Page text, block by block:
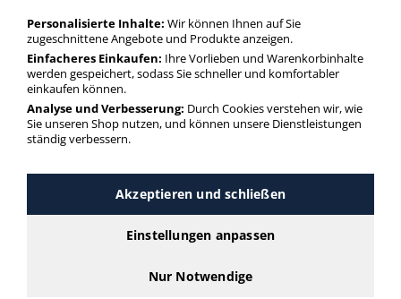
Filter-Funktion.
Trennstreifen rechteckig
mehr Infos zur Kategorie
Trennstreifen
Personalisierte Inhalte: Wir können Ihnen auf Sie
zugeschnittene Angebote und Produkte anzeigen.
Einfacheres Einkaufen: Ihre Vorlieben und Warenkorbinhalte
werden gespeichert, sodass Sie schneller und komfortabler
einkaufen können.
Analyse und Verbesserung: Durch Cookies verstehen wir, wie
Sie unseren Shop nutzen, und können unsere Dienstleistungen
ständig verbessern.
Akzeptieren und schließen
Einstellungen anpassen
Nur Notwendige